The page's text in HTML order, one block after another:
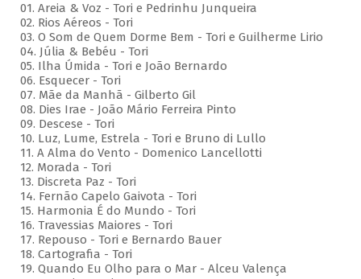
01. Areia & Voz - Tori e Pedrinhu Junqueira
02. ⁠Rios Aéreos - Tori
03. O Som de Quem Dorme Bem - Tori e Guilherme Lirio
04. Júlia & Bebéu - Tori
05. Ilha Úmida - Tori e João Bernardo
06. Esquecer - Tori
07. Mãe da Manhã - Gilberto Gil
08. Dies Irae - João Mário Ferreira Pinto
09. Descese - Tori
10. Luz, Lume, Estrela - Tori e Bruno di Lullo
11. A Alma do Vento - Domenico Lancellotti
12. Morada - Tori
13. Discreta Paz - Tori
14. Fernão Capelo Gaivota - Tori
15. Harmonia É do Mundo - Tori
16. Travessias Maiores - Tori
17. Repouso - Tori e Bernardo Bauer
⁠18. Cartografia - Tori
19. Quando Eu Olho para o Mar - Alceu Valença